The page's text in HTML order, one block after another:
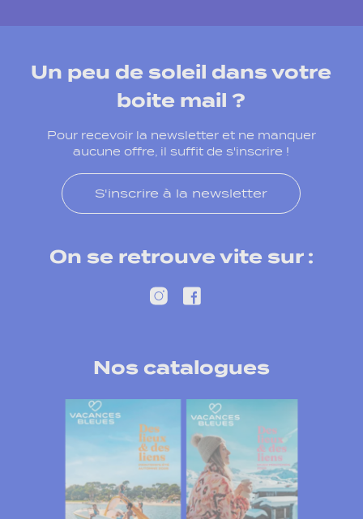
Un peu de soleil dans votre
boite mail ?
Pour recevoir la newsletter et ne manquer
aucune offre, il suffit de s'inscrire !
S'inscrire à la newsletter
On se retrouve vite sur :
Nos catalogues